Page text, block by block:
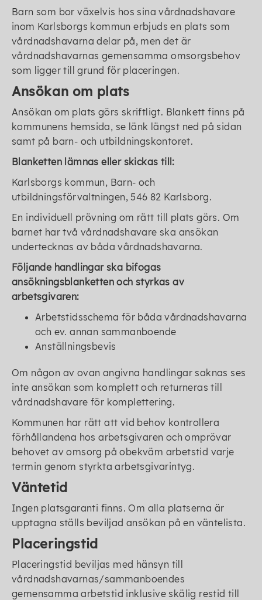
Barn som bor växelvis hos sina vårdnadshavare
inom Karlsborgs kommun erbjuds en plats som
vårdnadshavarna delar på, men det är
vårdnadshavarnas gemensamma omsorgsbehov
som ligger till grund för placeringen.
Ansökan om plats
Ansökan om plats görs skriftligt. Blankett finns på
kommunens hemsida, se länk längst ned på sidan
samt på barn- och utbildningskontoret.
Blanketten lämnas eller skickas till:
Karlsborgs kommun, Barn- och
utbildningsförvaltningen, 546 82 Karlsborg.
En individuell prövning om rätt till plats görs. Om
barnet har två vårdnadshavare ska ansökan
undertecknas av båda vårdnadshavarna.
Följande handlingar ska bifogas
ansökningsblanketten och styrkas av
arbetsgivaren:
Arbetstidsschema för båda vårdnadshavarna
och ev. annan sammanboende
Anställningsbevis
Om någon av ovan angivna handlingar saknas ses
inte ansökan som komplett och returneras till
vårdnadshavare för komplettering.
Kommunen har rätt att vid behov kontrollera
förhållandena hos arbetsgivaren och omprövar
behovet av omsorg på obekväm arbetstid varje
termin genom styrkta arbetsgivarintyg.
Väntetid
Ingen platsgaranti finns. Om alla platserna är
upptagna ställs beviljad ansökan på en väntelista.
Placeringstid
Placeringstid beviljas med hänsyn till
vårdnadshavarnas/sammanboendes
gemensamma arbetstid inklusive skälig restid till